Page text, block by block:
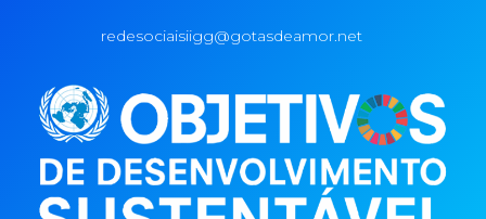
redesociaisiigg@gotasdeamor.net